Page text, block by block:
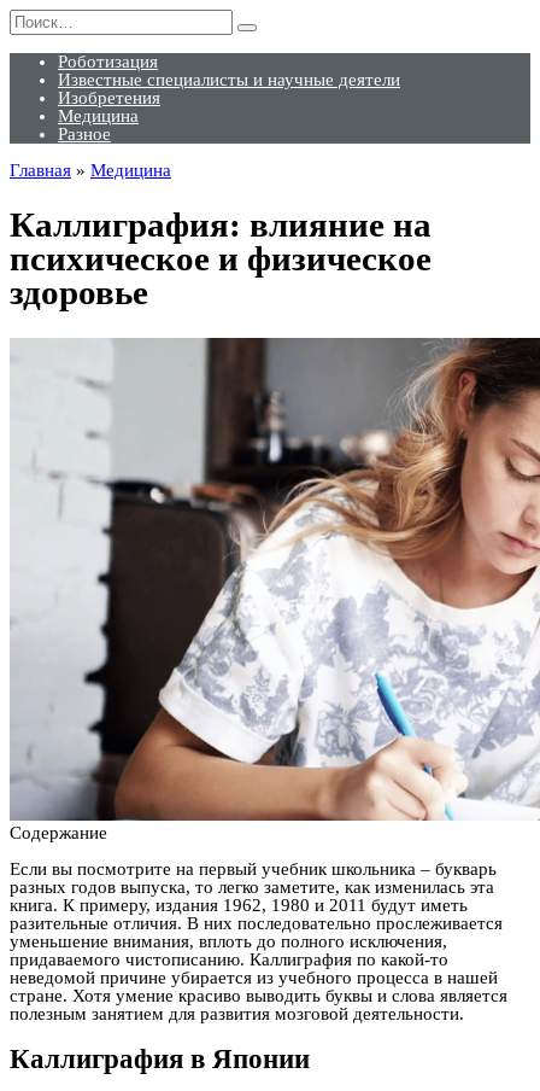
Перейти
к
содержанию
Search
for:
Роботизация
Известные специалисты и научные деятели
Изобретения
Медицина
Разное
Главная » Медицина
Каллиграфия: влияние на
психическое и физическое
здоровье
Содержание
Если вы посмотрите на первый учебник школьника – букварь
разных годов выпуска, то легко заметите, как изменилась эта
книга. К примеру, издания 1962, 1980 и 2011 будут иметь
разительные отличия. В них последовательно прослеживается
уменьшение внимания, вплоть до полного исключения,
придаваемого чистописанию. Каллиграфия по какой-то
неведомой причине убирается из учебного процесса в нашей
стране. Хотя умение красиво выводить буквы и слова является
полезным занятием для развития мозговой деятельности.
Каллиграфия в Японии